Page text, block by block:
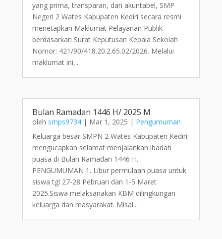
yang prima, transparan, dan akuntabel, SMP
Negeri 2 Wates Kabupaten Kediri secara resmi
menetapkan Maklumat Pelayanan Publik
berdasarkan Surat Keputusan Kepala Sekolah
Nomor: 421/90/418.20.2.65.02/2026. Melalui
maklumat ini,...
Bulan Ramadan 1446 H/ 2025 M
oleh smps9734| Mar 1, 2025 | Pengumuman
Keluarga besar SMPN 2 Wates Kabupaten Kediri
mengucapkan selamat menjalankan ibadah
puasa di Bulan Ramadan 1446 H.
PENGUMUMAN 1. Libur permulaan puasa untuk
siswa tgl 27-28 Pebruari dan 1-5 Maret
2025.Siswa melaksanakan KBM dilingkungan
keluarga dan masyarakat. Misal...